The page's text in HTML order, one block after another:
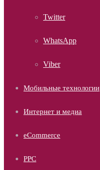
Twitter
WhatsApp
Viber
Мобильные технологии
Интернет и медиа
eCommerce
PPC